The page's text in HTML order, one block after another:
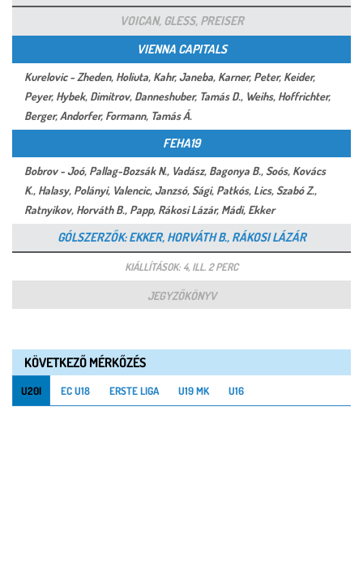
VOICAN, GLESS, PREISER
VIENNA CAPITALS
Kurelovic - Zheden, Holiuta, Kahr, Janeba, Karner, Peter, Keider,
Peyer, Hybek, Dimitrov, Danneshuber, Tamás D., Weihs, Hoffrichter,
Berger, Andorfer, Formann, Tamás Á.
FEHA19
Bobrov - Joó, Pallag-Bozsák N., Vadász, Bagonya B., Soós, Kovács
K., Halasy, Polányi, Valencic, Janzsó, Sági, Patkós, Lics, Szabó Z.,
Ratnyikov, Horváth B., Papp, Rákosi Lázár, Mádi, Ekker
GÓLSZERZŐK: EKKER, HORVÁTH B., RÁKOSI LÁZÁR
KIÁLLÍTÁSOK: 4, ILL. 2 PERC
JEGYZŐKÖNYV
KÖVETKEZŐ MÉRKŐZÉS
U20I EC U18 ERSTE LIGA U19 MK U16